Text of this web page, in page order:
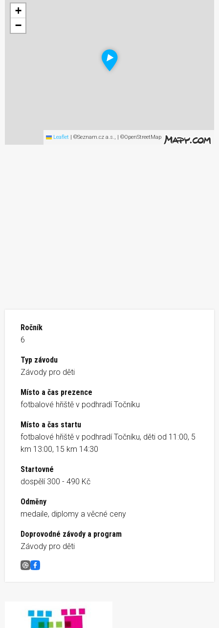
+
−
Leaflet | ©Seznam.cz a.s., | ©OpenStreetMap
Ročník
6
Typ závodu
Závody pro děti
Místo a čas prezence
fotbalové hřiště v podhradí Točníku
Místo a čas startu
fotbalové hřiště v podhradí Točníku, děti od 11:00, 5
km 13:00, 15 km 14:30
Startovné
dospělí 300 - 490 Kč
Odměny
medaile, diplomy a věcné ceny
Doprovodné závody a program
Závody pro děti
Běžíme na Hrad Točník
Facebook